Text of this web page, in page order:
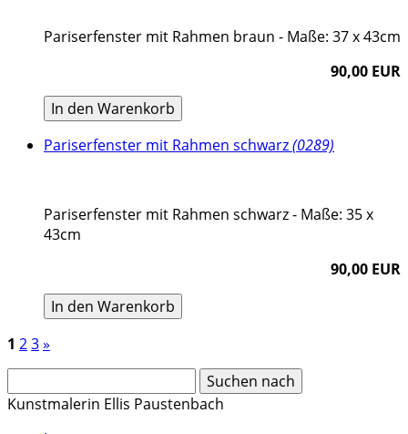
Pariserfenster mit Rahmen braun - Maße: 37 x 43cm
90,00 EUR
In den Warenkorb
Pariserfenster mit Rahmen schwarz(0289)
Pariserfenster mit Rahmen schwarz - Maße: 35 x
43cm
90,00 EUR
In den Warenkorb
1 23»
Kunstmalerin Ellis Paustenbach